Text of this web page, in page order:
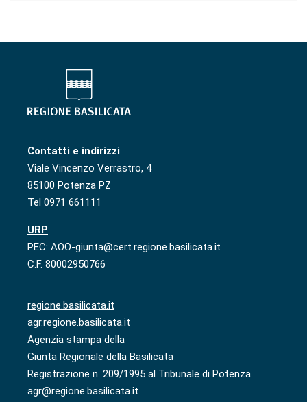
Contatti e indirizzi
Viale Vincenzo Verrastro, 4
85100 Potenza PZ
Tel 0971 661111
URP
PEC: AOO-giunta@cert.regione.basilicata.it
C.F. 80002950766
regione.basilicata.it
agr.regione.basilicata.it
Agenzia stampa della
Giunta Regionale della Basilicata
Registrazione n. 209/1995 al Tribunale di Potenza
agr@regione.basilicata.it